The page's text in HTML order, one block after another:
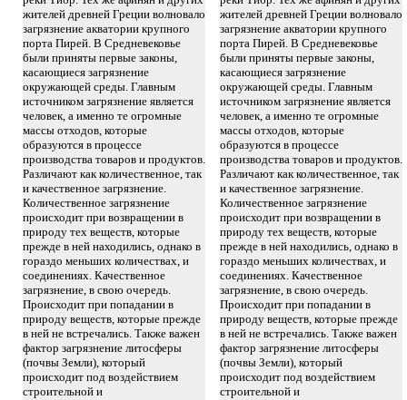
жителей древней Греции волновало
загрязнение акватории крупного
порта Пирей. В Средневековье
были приняты первые законы,
касающиеся загрязнение
окружающей среды. Главным
источником загрязнение является
человек, а именно те огромные
массы отходов, которые
образуются в процессе
производства товаров и продуктов.
Различают как количественное, так
и качественное загрязнение.
Количественное загрязнение
происходит при возвращении в
природу тех веществ, которые
прежде в ней находились, однако в
гораздо меньших количествах, и
соединениях. Качественное
загрязнение, в свою очередь.
Происходит при попадании в
природу веществ, которые прежде
в ней не встречались. Также важен
фактор загрязнение литосферы
(почвы Земли), который
происходит под воздействием
строительной и
жителей древней Греции волновало
загрязнение акватории крупного
порта Пирей. В Средневековье
были приняты первые законы,
касающиеся загрязнение
окружающей среды. Главным
источником загрязнение является
человек, а именно те огромные
массы отходов, которые
образуются в процессе
производства товаров и продуктов.
Различают как количественное, так
и качественное загрязнение.
Количественное загрязнение
происходит при возвращении в
природу тех веществ, которые
прежде в ней находились, однако в
гораздо меньших количествах, и
соединениях. Качественное
загрязнение, в свою очередь.
Происходит при попадании в
природу веществ, которые прежде
в ней не встречались. Также важен
фактор загрязнение литосферы
(почвы Земли), который
происходит под воздействием
строительной и